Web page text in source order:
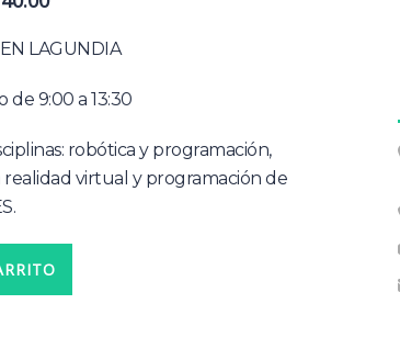
actual
€140.00.
LAGUNDIA
de 9:00 a 13:30
robótica y programación,
virtual y programación de